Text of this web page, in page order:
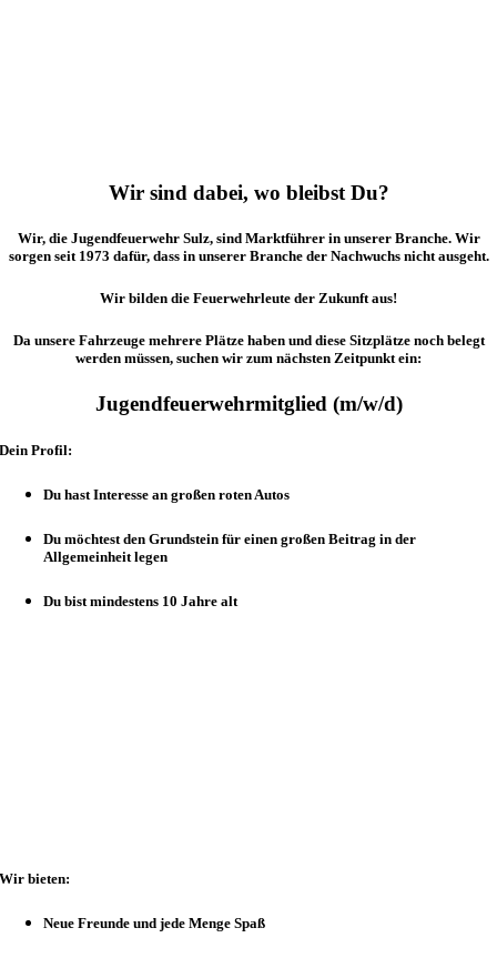
Wir sind dabei, wo bleibst Du?
Wir, die Jugendfeuerwehr Sulz, sind Marktführer in unserer Branche. Wir
sorgen seit 1973 dafür, dass in unserer Branche der Nachwuchs nicht ausgeht.
Wir bilden die Feuerwehrleute der Zukunft aus!
Da unsere Fahrzeuge mehrere Plätze haben und diese Sitzplätze noch belegt
werden müssen, suchen wir zum nächsten Zeitpunkt ein:
Jugendfeuerwehrmitglied (m/w/d)
Dein Profil:
Du hast Interesse an großen roten Autos
Du möchtest den Grundstein für einen großen Beitrag in der
Allgemeinheit legen
Du bist mindestens 10 Jahre alt
Wir bieten:
Neue Freunde und jede Menge Spaß